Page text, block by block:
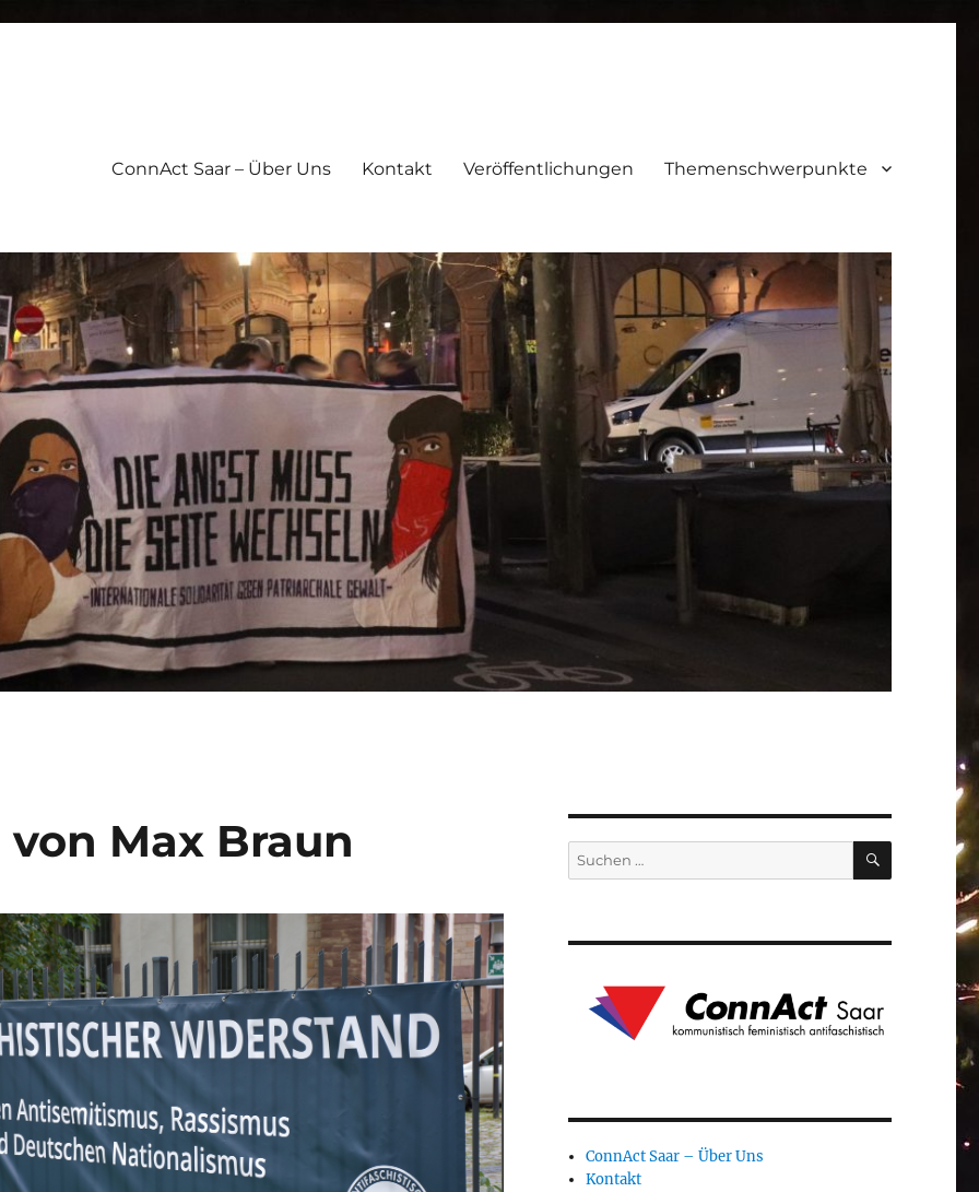
ConnAct Saar – Über Uns Kontakt Veröffentlichungen Themenschwerpunkte
Max Braun
Suchen
nach:
SUCHEN
ConnAct Saar – Über Uns
Kontakt